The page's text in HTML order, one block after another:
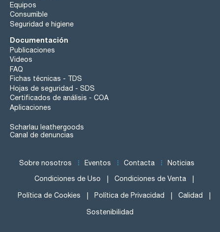
Equipos
Consumible
Seguridad e higiene
Documentación
Publicaciones
Videos
FAQ
Fichas técnicas - TDS
Hojas de seguridad - SDS
Certificados de análisis - COA
Aplicaciones
Scharlau leathergoods
Canal de denuncias
Sobre nosotros Eventos Contacta Noticias
Condiciones de Uso Condiciones de Venta
Política de Cookies Política de Privacidad Calidad
Sostenibilidad